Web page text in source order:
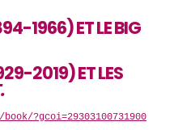
1966) ET LE BIG
2019) ET LES
?gcoi=29303100731900